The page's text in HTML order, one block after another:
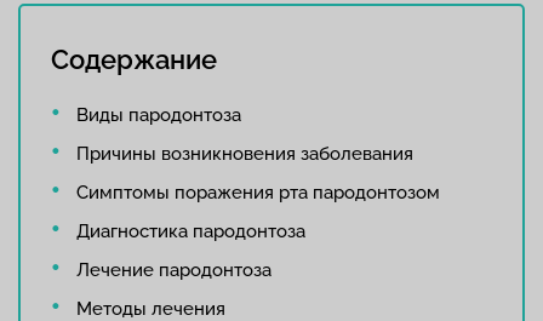
Содержание
Виды пародонтоза
Причины возникновения заболевания
Симптомы поражения рта пародонтозом
Диагностика пародонтоза
Лечение пародонтоза
Методы лечения